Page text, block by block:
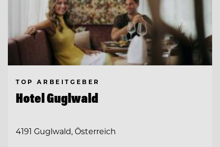
TOP ARBEITGEBER
Hotel Guglwald
4191 Guglwald, Österreich